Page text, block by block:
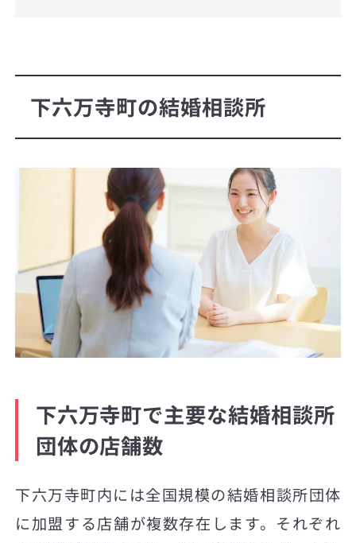
下六万寺町の結婚相談所
下六万寺町で主要な結婚相談所
団体の店舗数
下六万寺町内には全国規模の結婚相談所団体
に加盟する店舗が複数存在します。それぞれ